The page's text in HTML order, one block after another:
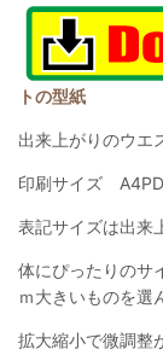
トの型紙
出来上がりのウ
印刷サイズ
表記サイズは出来
体にぴったりのサ
ｍ大きいものを選
拡大縮小で微調整